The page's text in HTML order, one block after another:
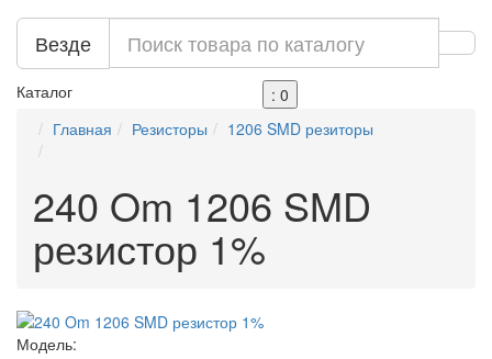
Везде
Каталог
: 0
Главная
Резисторы 1206 SMD резиторы
240 Om 1206 SMD
резистор 1%
Модель: